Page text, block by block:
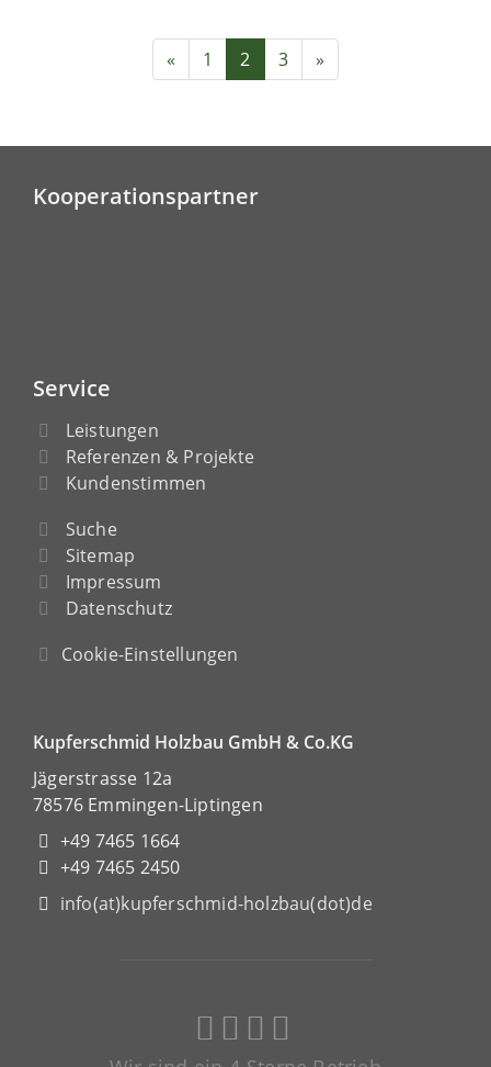
« 1 2 3 »
Kooperationspartner
Service
Leistungen
Referenzen & Projekte
Kundenstimmen
Suche
Sitemap
Impressum
Datenschutz
Cookie-Einstellungen
Kupferschmid Holzbau GmbH & Co.KG
Jägerstrasse 12a
78576 Emmingen-Liptingen
+49 7465 1664
+49 7465 2450
info(at)kupferschmid-holzbau(dot)de